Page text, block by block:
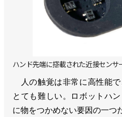
ハンド先端に搭載された近接センサ
人の触覚は非常に高性能
とても難しい。ロボットハ
に物をつかめない要因の一つ